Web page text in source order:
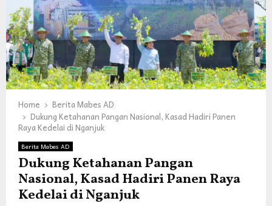
Home
Berita Mabes AD
Dukung Ketahanan Pangan Nasional, Kasad Hadiri Panen
Raya Kedelai di Nganjuk
Berita Mabes AD
Dukung Ketahanan Pangan
Nasional, Kasad Hadiri Panen Raya
Kedelai di Nganjuk